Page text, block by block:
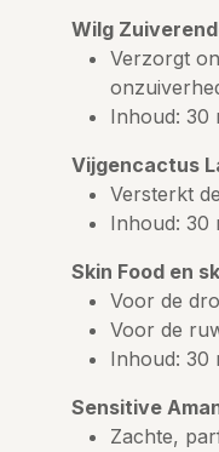
Wilg
Verzorgt
Inhoud: 30
Vijgencactus
Versterkt
Inhoud: 30
Skin Food en
Voor de
Voor de
Inhoud: 30
Sensitive
Zachte,